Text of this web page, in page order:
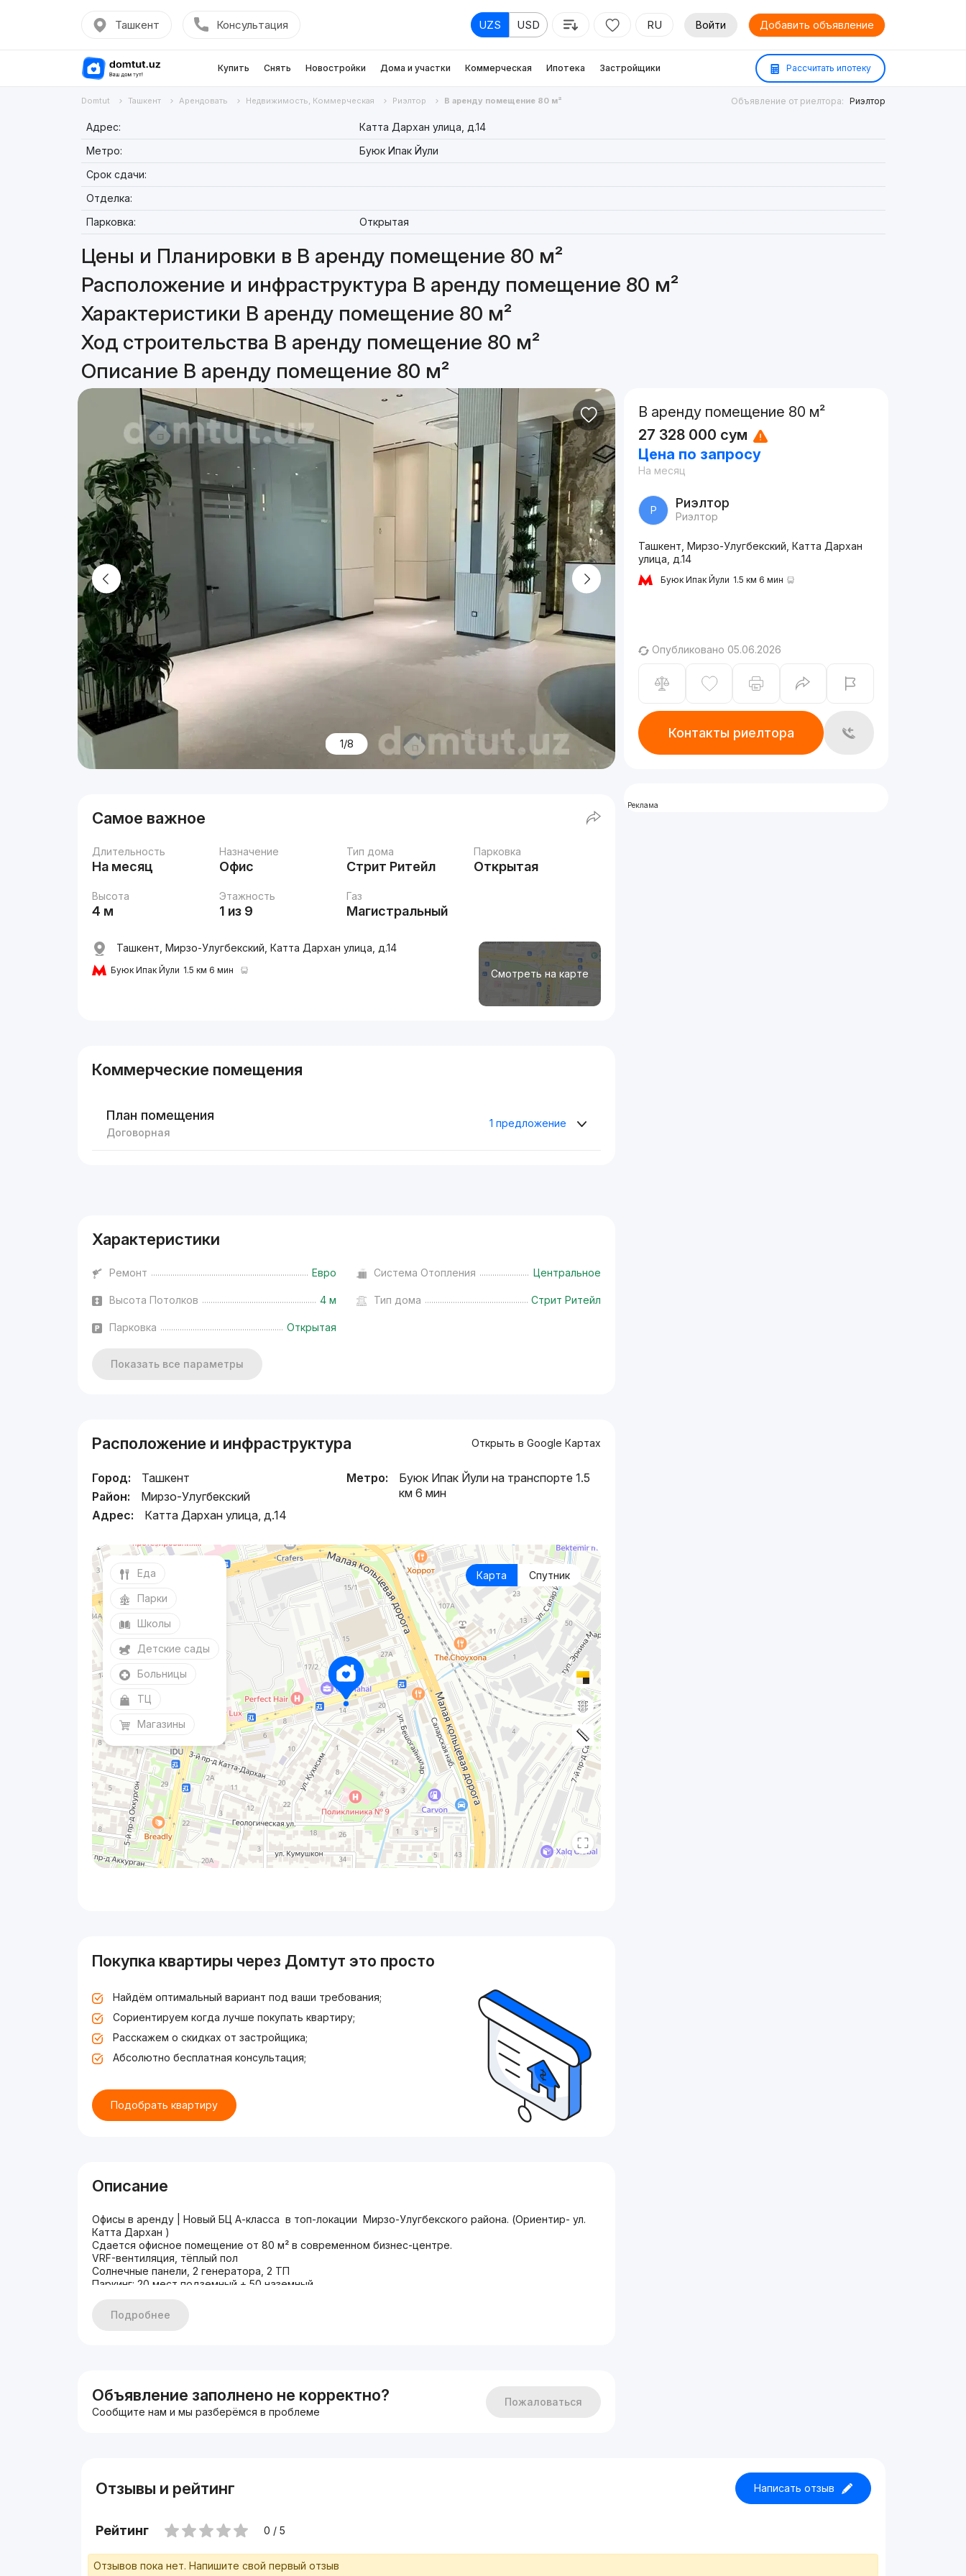
Ташкент Консультация UZS USD RU Войти Добавить объявление
Купить Снять Новостройки Дома и участки Коммерческая Ипотека Застройщики Рассчитать ипотеку
Domtut Ташкент Арендовать Недвижимость, Коммерческая Риэлтор В аренду помещение 80 м² Объявление от риелтора: Риэлтор
Адрес:
Катта Дархан улица, д.14
Метро:
Буюк Ипак Йули
Срок сдачи:
Отделка:
Парковка:
Открытая
Цены и Планировки в В аренду помещение 80 м²
Расположение и инфраструктура В аренду помещение 80 м²
Характеристики В аренду помещение 80 м²
Ход строительства В аренду помещение 80 м²
Описание В аренду помещение 80 м²
1/8
Самое важное
Длительность
На месяц
Назначение
Офис
Тип дома
Стрит Ритейл
Парковка
Открытая
Высота
4 м
Этажность
1 из 9
Газ
Магистральный
Смотреть на карте
Ташкент, Мирзо-Улугбекский, Катта Дархан улица, д.14
Буюк Ипак Йули 1.5 км 6 мин
Коммерческие помещения
План помещения
Договорная
1 предложение
Характеристики
Ремонт Евро Система Отопления Центральное
Высота Потолков 4 м Тип дома Стрит Ритейл
Парковка Открытая
Показать все параметры
Расположение и инфраструктура Открыть в Google Картах
Город:
Ташкент
Район:
Мирзо-Улугбекский
Адрес:
Катта Дархан улица, д.14
Метро:
Буюк Ипак Йули на транспорте 1.5
км 6 мин
Карта Спутник
Еда
Парки
Школы
Детские сады
Больницы
ТЦ
Магазины
Покупка квартиры через Домтут это просто
Найдём оптимальный вариант под ваши требования;
Сориентируем когда лучше покупать квартиру;
Расскажем о скидках от застройщика;
Абсолютно бесплатная консультация;
Подобрать квартиру
Описание
Офисы в аренду | Новый БЦ А-класса в топ-локации Мирзо-Улугбекского района. (Ориентир- ул.
Катта Дархан )
Сдается офисное помещение от 80 м² в современном бизнес-центре.
VRF-вентиляция, тёплый пол
Солнечные панели, 2 генератора, 2 ТП
Паркинг: 20 мест подземный + 50 наземный
Тренажерный зал для резидентов БЦ.
Цена : 28 у.е. за 1м², НДС , коммунальные и уборка включены.
Подробнее
Объявление заполнено не корректно?
Сообщите нам и мы разберёмся в проблеме
Пожаловаться
В аренду помещение 80 м²
27 328 000 сум
Цена по запросу
На месяц
Р Риэлтор
Риэлтор
Ташкент, Мирзо-Улугбекский, Катта Дархан
улица, д.14
Буюк Ипак Йули 1.5 км 6 мин
Опубликовано 05.06.2026
Контакты риелтора
Реклама
Отзывы и рейтинг Написать отзыв
Рейтинг 0 / 5
Отзывов пока нет. Напишите свой первый отзыв